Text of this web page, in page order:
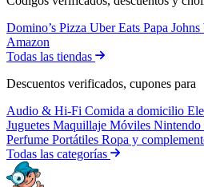
Domino’s Pizza Uber Eats Papa Johns
Amazon
Todas las tiendas
Descuentos verificados, cupones para
Audio & Hi-Fi Comida a domicilio
Juguetes Maquillaje Móviles Nintendo
Perfume Portátiles Ropa y
Todas las categorías